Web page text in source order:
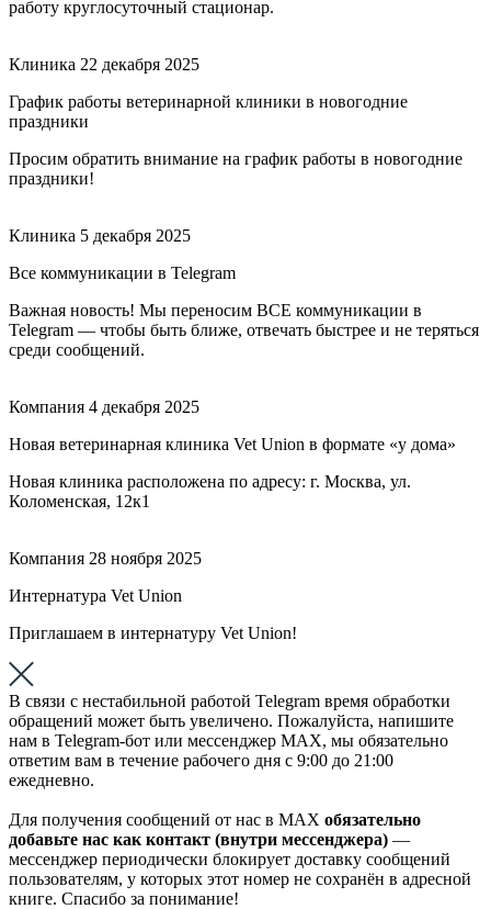
работу круглосуточный стационар.
Клиника 22 декабря 2025
График работы ветеринарной клиники в новогодние
праздники
Просим обратить внимание на график работы в новогодние
праздники!
Клиника 5 декабря 2025
Все коммуникации в Telegram
Важная новость! Мы переносим ВСЕ коммуникации в
Telegram — чтобы быть ближе, отвечать быстрее и не теряться
среди сообщений.
Компания 4 декабря 2025
Новая ветеринарная клиника Vet Union в формате «у дома»
Новая клиника расположена по адресу: г. Москва, ул.
Коломенская, 12к1
Компания 28 ноября 2025
Интернатура Vet Union
Приглашаем в интернатуру Vet Union!
В связи с нестабильной работой Telegram время обработки
обращений может быть увеличено. Пожалуйста, напишите
нам в Telegram-бот или мессенджер МАХ, мы обязательно
ответим вам в течение рабочего дня с 9:00 до 21:00
ежедневно.
Для получения сообщений от нас в МАХ обязательно
добавьте нас как контакт (внутри мессенджера) —
мессенджер периодически блокирует доставку сообщений
пользователям, у которых этот номер не сохранён в адресной
книге. Спасибо за понимание!